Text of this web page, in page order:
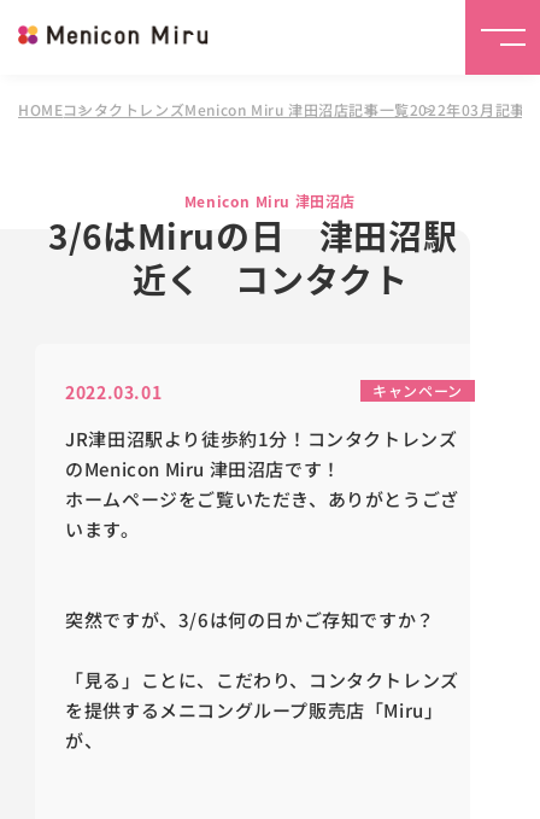
HOMEコンタクトレンズMenicon Miru 津田沼店記事一覧2022年03月記事
Menicon Miru 津田沼店
3/6はMiruの日 津田沼駅
近く コンタクト
2022.03.01 キャンペーン
JR津田沼駅より徒歩約1分！コンタクトレンズ
のMenicon Miru 津田沼店です！
ホームページをご覧いただき、ありがとうござ
います。
突然ですが、3/6は何の日かご存知ですか？
「見る」ことに、こだわり、コンタクトレンズ
を提供するメニコングループ販売店「Miru」
が、